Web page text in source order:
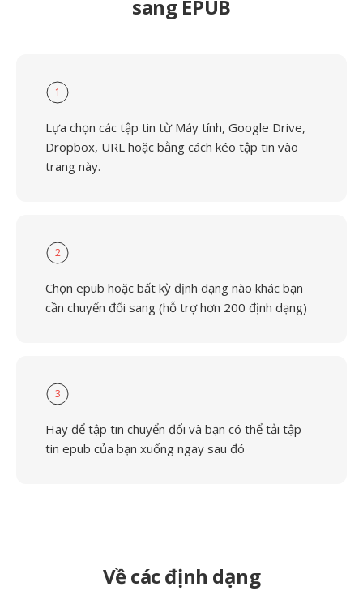
sang EPUB
1
Lựa chọn các tập tin từ Máy tính, Google Drive,
Dropbox, URL hoặc bằng cách kéo tập tin vào
trang này.
2
Chọn epub hoặc bất kỳ định dạng nào khác bạn
cần chuyển đổi sang (hỗ trợ hơn 200 định dạng)
3
Hãy để tập tin chuyển đổi và bạn có thể tải tập
tin epub của bạn xuống ngay sau đó
Về các định dạng